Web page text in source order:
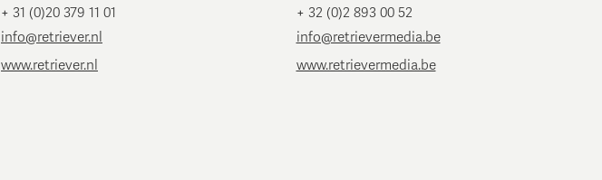
+ 31 (0)20 379 11 01
info@retriever.nl
www.retriever.nl
+ 32 (0)2 893 00 52
info@retrievermedia.be
www.retrievermedia.be